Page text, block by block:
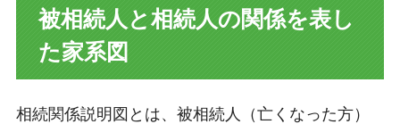
被相続人と相続人の関係を表し
た家系図
相続関係説明図とは、被相続人（亡くなった方）